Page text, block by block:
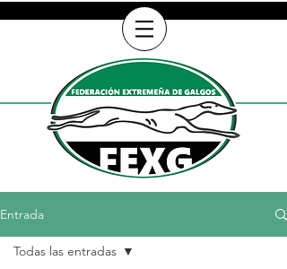
Entrada
Todas las entradas